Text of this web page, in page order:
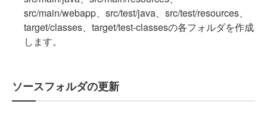
src/main/webapp、src/test/java、src/test/resources、
target/classes、target/test-classesの各フォルダを作成
します。
ソースフォルダの更新